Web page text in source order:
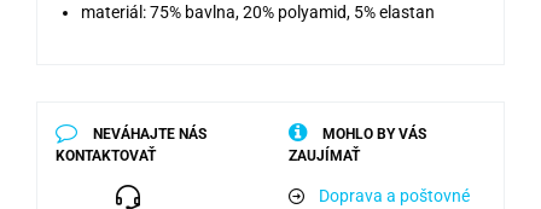
materiál: 75% bavlna, 20% polyamid, 5% elastan
NEVÁHAJTE NÁS
KONTAKTOVAŤ
MOHLO BY VÁS
ZAUJÍMAŤ
Doprava a poštovné